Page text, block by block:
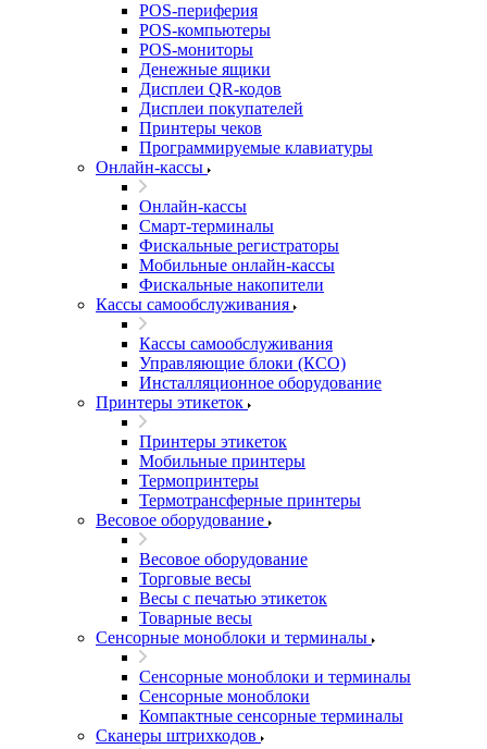
POS-периферия
POS-компьютеры
POS-мониторы
Денежные ящики
Дисплеи QR-кодов
Дисплеи покупателей
Принтеры чеков
Программируемые клавиатуры
Онлайн-кассы
Онлайн-кассы
Смарт-терминалы
Фискальные регистраторы
Мобильные онлайн-кассы
Фискальные накопители
Кассы самообслуживания
Кассы самообслуживания
Управляющие блоки (КСО)
Инсталляционное оборудование
Принтеры этикеток
Принтеры этикеток
Мобильные принтеры
Термопринтеры
Термотрансферные принтеры
Весовое оборудование
Весовое оборудование
Торговые весы
Весы с печатью этикеток
Товарные весы
Сенсорные моноблоки и терминалы
Сенсорные моноблоки и терминалы
Сенсорные моноблоки
Компактные сенсорные терминалы
Сканеры штрихкодов